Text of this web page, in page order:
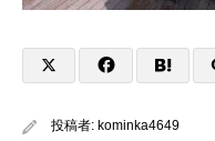
投稿者: kominka4649